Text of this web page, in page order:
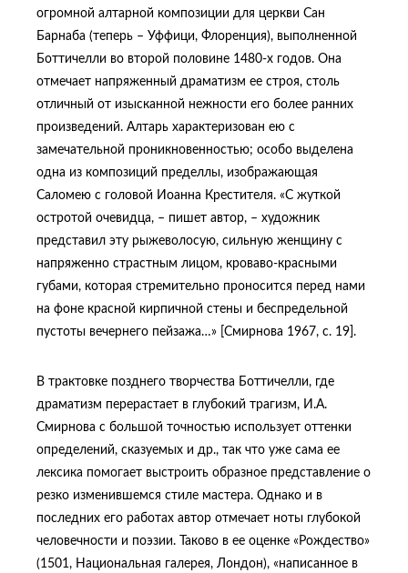
огромной алтарной композиции для церкви Сан
Барнаба (теперь – Уффици, Флоренция), выполненной
Боттичелли во второй половине 1480-х годов. Она
отмечает напряженный драматизм ее строя, столь
отличный от изысканной нежности его более ранних
произведений. Алтарь характеризован ею с
замечательной проникновенностью; особо выделена
одна из композиций пределлы, изображающая
Саломею с головой Иоанна Крестителя. «С жуткой
остротой очевидца, – пишет автор, – художник
представил эту рыжеволосую, сильную женщину с
напряженно страстным лицом, кроваво-красными
губами, которая стремительно проносится перед нами
на фоне красной кирпичной стены и беспредельной
пустоты вечернего пейзажа…» [Смирнова 1967, с. 19].
В трактовке позднего творчества Боттичелли, где
драматизм перерастает в глубокий трагизм, И.А.
Смирнова с большой точностью использует оттенки
определений, сказуемых и др., так что уже сама ее
лексика помогает выстроить образное представление о
резко изменившемся стиле мастера. Однако и в
последних его работах автор отмечает ноты глубокой
человечности и поэзии. Таково в ее оценке «Рождество»
(1501, Национальная галерея, Лондон), «написанное в